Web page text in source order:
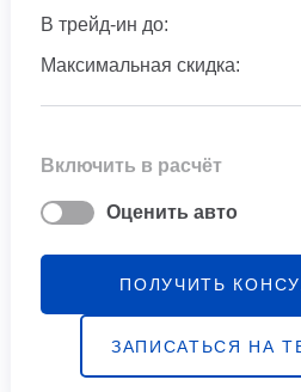
В трейд-ин до:
Максимальная скидка:
Включить в расчёт
Оценить авто
ПОЛУЧИТЬ
ЗАПИСАТЬСЯ НА